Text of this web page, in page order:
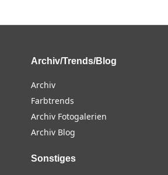
Archiv/Trends/Blog
Archiv
Farbtrends
Archiv Fotogalerien
Archiv Blog
Sonstiges